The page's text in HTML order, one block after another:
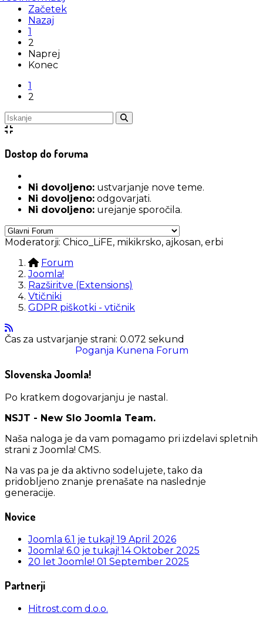
Začetek
Nazaj
1
2
Naprej
Konec
1
2
Dostop do foruma
Ni dovoljeno: ustvarjanje nove teme.
Ni dovoljeno: odgovarjati.
Ni dovoljeno: urejanje sporočila.
Moderatorji: Chico_LiFE, mikikrsko, ajkosan, erbi
Forum
Joomla!
Razširitve (Extensions)
Vtičniki
GDPR piškotki - vtičnik
Čas za ustvarjanje strani: 0.072 sekund
Poganja Kunena Forum
Slovenska Joomla!
Po kratkem dogovarjanju je nastal.
NSJT - New Slo Joomla Team.
Naša naloga je da vam pomagamo pri izdelavi spletnih
strani z Joomla! CMS.
Na vas pa je da aktivno sodelujete, tako da
pridobljeno znanje prenašate na naslednje
generacije.
Novice
Joomla 6.1 je tukaj! 19 April 2026
Joomla! 6.0 je tukaj! 14 Oktober 2025
20 let Joomle! 01 September 2025
Partnerji
Hitrost.com d.o.o.